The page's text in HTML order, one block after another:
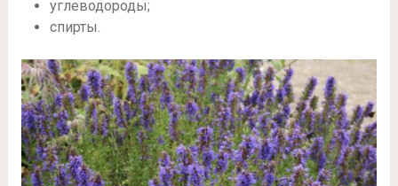
углеводороды;
спирты.